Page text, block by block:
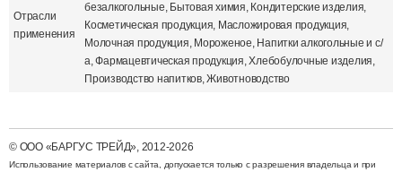
Отрасли
применения
безалкогольные, Бытовая химия, Кондитерские изделия,
Косметическая продукция, Масложировая продукция,
Молочная продукция, Мороженое, Напитки алкогольные и с/
а, Фармацевтическая продукция, Хлебобулочные изделия,
Производство напитков, Животноводство
© ООО «БАРГУС ТРЕЙД», 2012-2026
Использование материалов с cайта, допускается только с разрешения владельца и при